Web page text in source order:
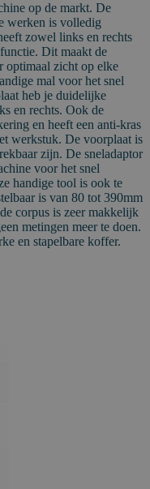
op de markt. De
werken is volledig
zowel links en rechts
Dit maakt de
optimaal zicht op elke
mal voor het snel
heb je duidelijke
en rechts. Ook de
en heeft een anti-kras
werkstuk. De voorplaat is
zijn. De sneladaptor
voor het snel
handige tool is ook te
is van 80 tot 390mm
corpus is zeer makkelijk
metingen meer te doen.
en stapelbare koffer.